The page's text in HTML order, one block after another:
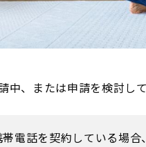
中、または申請を検討し
帯電話を契約している場